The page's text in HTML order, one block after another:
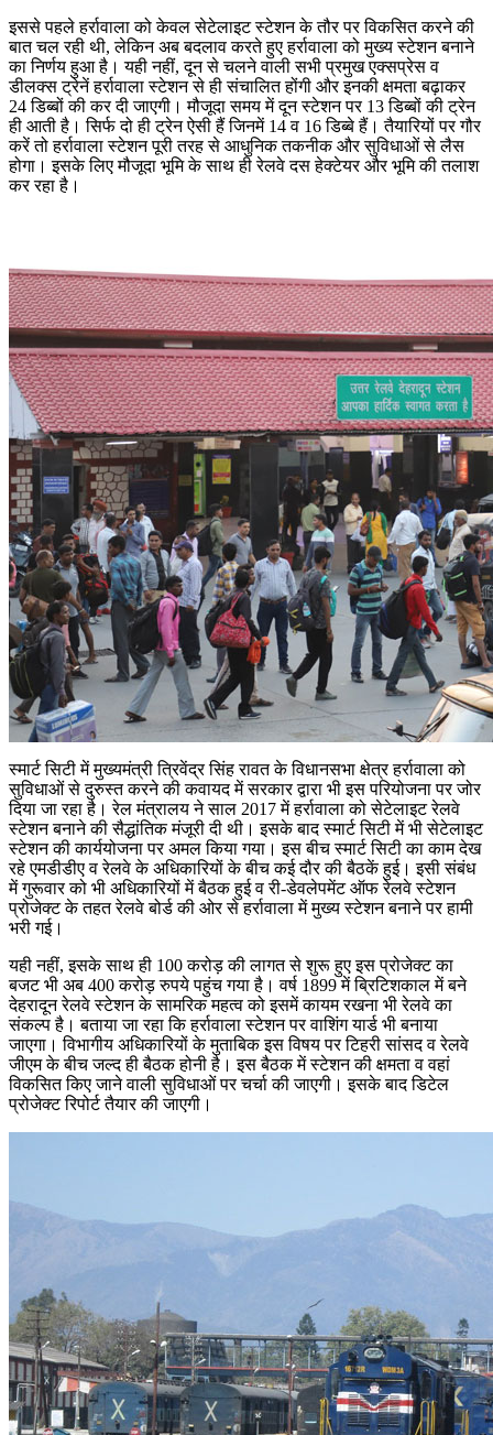
इससे पहले हर्रावाला को केवल सेटेलाइट स्टेशन के तौर पर विकसित करने की
बात चल रही थी, लेकिन अब बदलाव करते हुए हर्रावाला को मुख्य स्टेशन बनाने
का निर्णय हुआ है। यही नहीं, दून से चलने वाली सभी प्रमुख एक्सप्रेस व
डीलक्स ट्रेनें हर्रावाला स्टेशन से ही संचालित होंगी और इनकी क्षमता बढ़ाकर
24 डिब्बों की कर दी जाएगी। मौजूदा समय में दून स्टेशन पर 13 डिब्बों की ट्रेन
ही आती है। सिर्फ दो ही ट्रेन ऐसी हैं जिनमें 14 व 16 डिब्बे हैं। तैयारियों पर गौर
करें तो हर्रावाला स्टेशन पूरी तरह से आधुनिक तकनीक और सुविधाओं से लैस
होगा। इसके लिए मौजूदा भूमि के साथ ही रेलवे दस हेक्टेयर और भूमि की तलाश
कर रहा है।
स्मार्ट सिटी में मुख्यमंत्री त्रिवेंद्र सिंह रावत के विधानसभा क्षेत्र हर्रावाला को
सुविधाओं से दुरुस्त करने की कवायद में सरकार द्वारा भी इस परियोजना पर जोर
दिया जा रहा है। रेल मंत्रालय ने साल 2017 में हर्रावाला को सेटेलाइट रेलवे
स्टेशन बनाने की सैद्धांतिक मंजूरी दी थी। इसके बाद स्मार्ट सिटी में भी सेटेलाइट
स्टेशन की कार्ययोजना पर अमल किया गया। इस बीच स्मार्ट सिटी का काम देख
रहे एमडीडीए व रेलवे के अधिकारियों के बीच कई दौर की बैठकें हुई। इसी संबंध
में गुरूवार को भी अधिकारियों में बैठक हुई व री-डेवलेपमेंट ऑफ रेलवे स्टेशन
प्रोजेक्ट के तहत रेलवे बोर्ड की ओर से हर्रावाला में मुख्य स्टेशन बनाने पर हामी
भरी गई।
यही नहीं, इसके साथ ही 100 करोड़ की लागत से शुरू हुए इस प्रोजेक्ट का
बजट भी अब 400 करोड़ रुपये पहुंच गया है। वर्ष 1899 में ब्रिटिशकाल में बने
देहरादून रेलवे स्टेशन के सामरिक महत्व को इसमें कायम रखना भी रेलवे का
संकल्प है। बताया जा रहा कि हर्रावाला स्टेशन पर वाशिंग यार्ड भी बनाया
जाएगा। विभागीय अधिकारियों के मुताबिक इस विषय पर टिहरी सांसद व रेलवे
जीएम के बीच जल्द ही बैठक होनी है। इस बैठक में स्टेशन की क्षमता व वहां
विकसित किए जाने वाली सुविधाओं पर चर्चा की जाएगी। इसके बाद डिटेल
प्रोजेक्ट रिपोर्ट तैयार की जाएगी।